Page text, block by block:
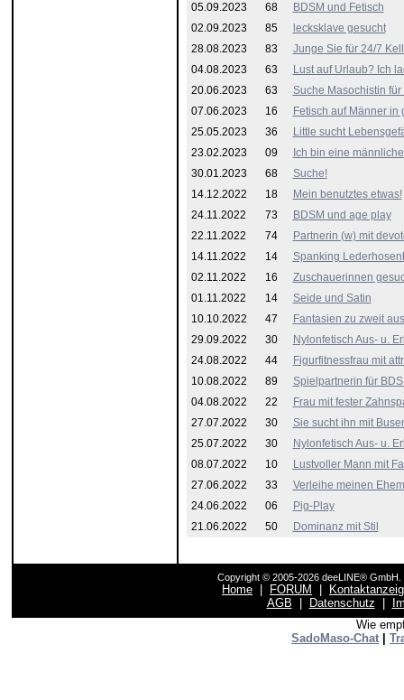
05.09.2023
68
BDSM und Fetisch
02.09.2023
85
lecksklave gesucht
28.08.2023
83
Junge Sie für 24/7
04.08.2023
63
Lust auf Urlaub? Ich
20.06.2023
63
Suche Masochistin
07.06.2023
16
Fetisch auf Männer in
25.05.2023
36
Little sucht
23.02.2023
09
Ich bin eine
30.01.2023
68
Suche!
14.12.2022
18
Mein benutztes etwas!
24.11.2022
73
BDSM und age play
22.11.2022
74
Partnerin (w) mit
14.11.2022
14
Spanking
02.11.2022
16
Zuschauerinnen
01.11.2022
14
Seide und Satin
10.10.2022
47
Fantasien zu zweit
29.09.2022
30
Nylonfetisch Aus- u.
24.08.2022
44
Figurfitnessfrau mit
10.08.2022
89
Spielpartnerin für
04.08.2022
22
Frau mit fester
27.07.2022
30
Sie sucht ihn mit
25.07.2022
30
Nylonfetisch Aus- u.
08.07.2022
10
Lustvoller Mann mit
27.06.2022
33
Verleihe meinen
24.06.2022
06
Pig-Play
21.06.2022
50 Dominanz mit Stil
Copyright © 2005-2026 deeLINE®
Home FORUM
AGB
Datenschutz
Wie
SadoMaso-Chat